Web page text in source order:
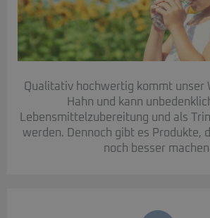
Qualitativ hochwertig kommt unser
Hahn und kann
Lebensmittelzubereitung und als
werden. Dennoch gibt es Produkte,
noch besser